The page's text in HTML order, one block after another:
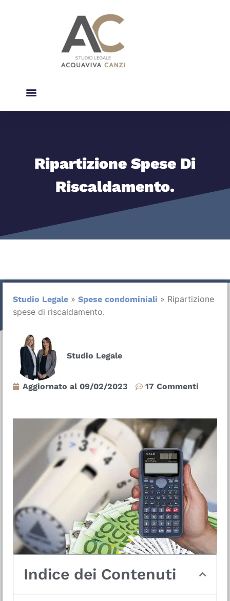
Ripartizione Spese Di
Riscaldamento.
Studio Legale » Spese condominiali » Ripartizione
spese di riscaldamento.
Studio Legale
Aggiornato al 09/02/2023 17 Commenti
Indice dei Contenuti